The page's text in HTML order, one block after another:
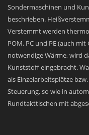
Sondermaschinen und
beschrieben.
Verstemmt werden
POM, PC und PE (auch
notwendige Wärme, wird
Kunststoff eingebracht.
als Einzelarbeitsplätze
Steuerung, so wie in
Rundtakttischen mit